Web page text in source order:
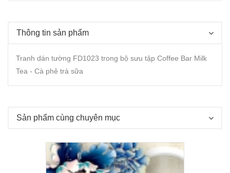
Thông tin sản phẩm
Tranh dán tường FD1023 trong bộ sưu tập Coffee Bar Milk
Tea - Cà phê trà sữa
Sản phẩm cùng chuyên mục